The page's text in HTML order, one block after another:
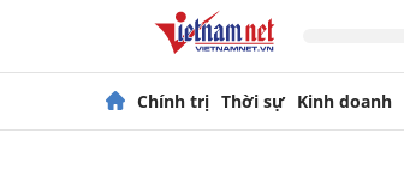
Chính trị Thời sự Kinh doanh